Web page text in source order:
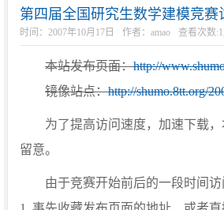
第四届全国研究生数学建模竞赛
时间：2007年10月17日 作者：amao 查看次数
本站发布页面：http://
镜像站点：http://shumo.8tt.org/
为了提高访问速度，加速下载，
留意。
由于竞赛开始前后的一段时间访